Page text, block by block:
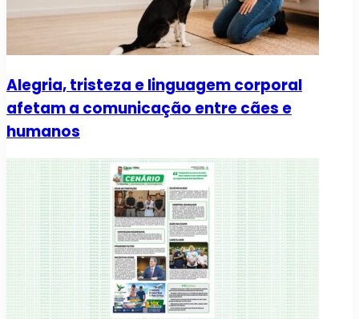
Alegria, tristeza e linguagem corporal
afetam a comunicação entre cães e
humanos